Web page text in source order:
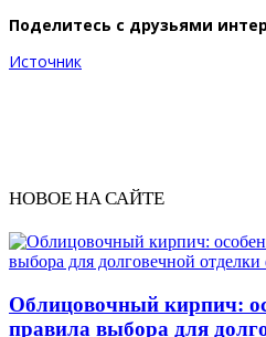
Поделитесь с друзьями
Источник
НОВОЕ НА САЙТЕ
Облицовочный кирпич:
правила выбора для